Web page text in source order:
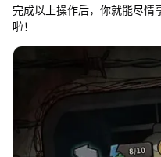
完成以上操作后，你就能尽情
啦！